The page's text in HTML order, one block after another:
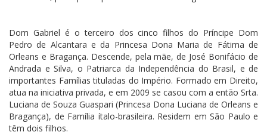
Dom Gabriel é o terceiro dos cinco filhos do Príncipe Dom
Pedro de Alcantara e da Princesa Dona Maria de Fátima de
Orleans e Bragança. Descende, pela mãe, de José Bonifácio de
Andrada e Silva, o Patriarca da Independência do Brasil, e de
importantes Famílias tituladas do Império. Formado em Direito,
atua na iniciativa privada, e em 2009 se casou com a então Srta.
Luciana de Souza Guaspari (Princesa Dona Luciana de Orleans e
Bragança), de Família ítalo-brasileira. Residem em São Paulo e
têm dois filhos.